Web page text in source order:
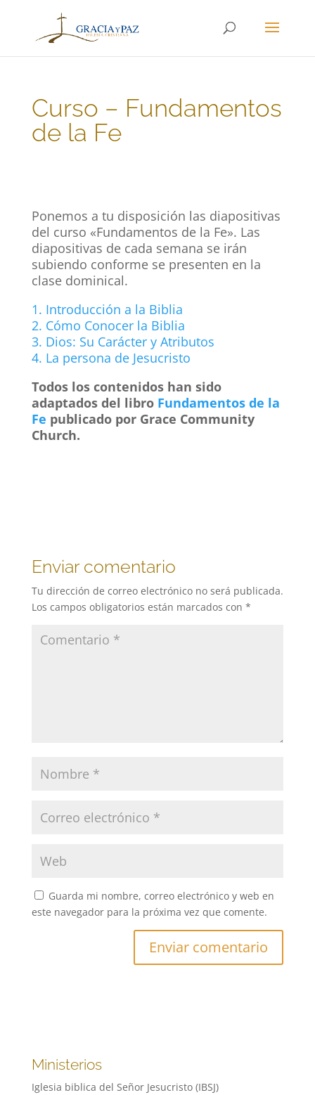
Curso – Fundamentos
de la Fe
Ponemos a tu disposición las diapositivas
del curso «Fundamentos de la Fe». Las
diapositivas de cada semana se irán
subiendo conforme se presenten en la
clase dominical.
1. Introducción a la Biblia
2. Cómo Conocer la Biblia
3. Dios: Su Carácter y Atributos
4. La persona de Jesucristo
Todos los contenidos han sido
adaptados del libro Fundamentos de la
Fe publicado por Grace Community
Church.
Enviar comentario
Tu dirección de correo electrónico no será publicada.
Los campos obligatorios están marcados con *
Guarda mi nombre, correo electrónico y web en
este navegador para la próxima vez que comente.
Ministerios
Iglesia biblica del Señor Jesucristo (IBSJ)